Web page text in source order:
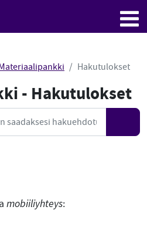
Hakutulokset
- Hakutulokset
Hae
mobiiliyhteys: